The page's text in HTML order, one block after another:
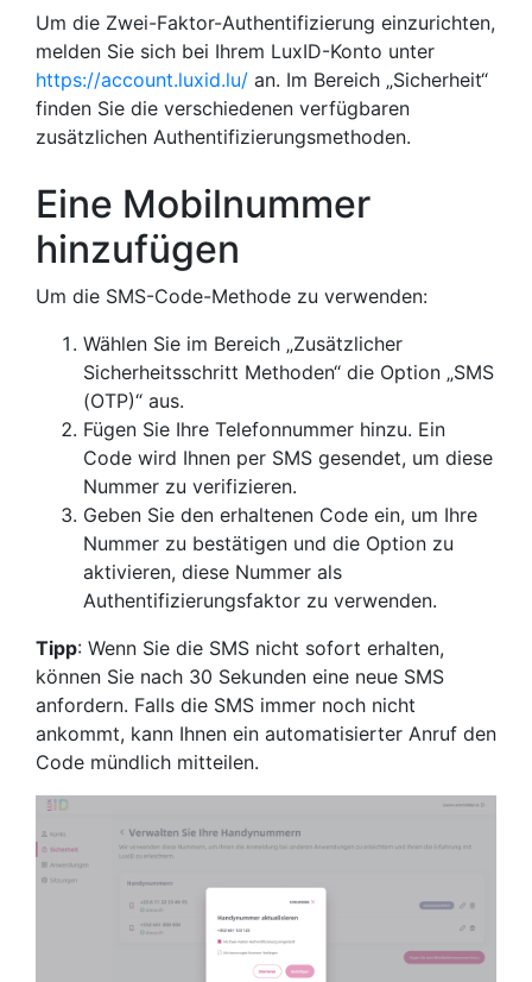
Um die Zwei-Faktor-Authentifizierung einzurichten,
melden Sie sich bei Ihrem LuxID-Konto unter
https://account.luxid.lu/ an. Im Bereich „Sicherheit“
finden Sie die verschiedenen verfügbaren
zusätzlichen Authentifizierungsmethoden.
Eine Mobilnummer
hinzufügen
Um die SMS-Code-Methode zu verwenden:
Wählen Sie im Bereich „Zusätzlicher
Sicherheitsschritt Methoden“ die Option „SMS
(OTP)“ aus.
Fügen Sie Ihre Telefonnummer hinzu. Ein
Code wird Ihnen per SMS gesendet, um diese
Nummer zu verifizieren.
Geben Sie den erhaltenen Code ein, um Ihre
Nummer zu bestätigen und die Option zu
aktivieren, diese Nummer als
Authentifizierungsfaktor zu verwenden.
Tipp: Wenn Sie die SMS nicht sofort erhalten,
können Sie nach 30 Sekunden eine neue SMS
anfordern. Falls die SMS immer noch nicht
ankommt, kann Ihnen ein automatisierter Anruf den
Code mündlich mitteilen.